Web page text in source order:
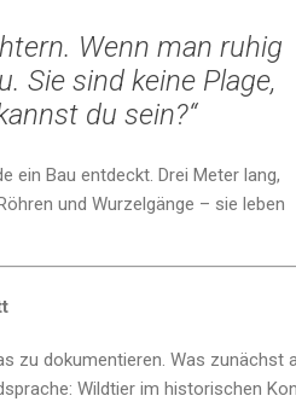
Wenn man ruhig
Sie sind keine Plage,
du sein?“
ein Bau entdeckt. Drei Meter lang,
und Wurzelgänge – sie leben
zu dokumentieren. Was zunächst
Wildtier im historischen